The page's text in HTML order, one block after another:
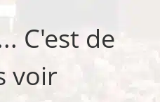
C'est de
voir